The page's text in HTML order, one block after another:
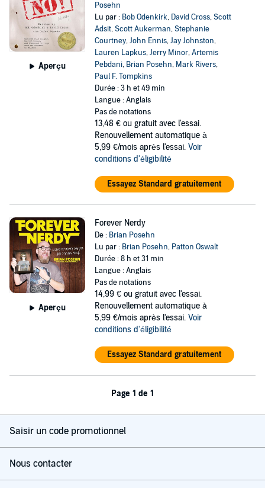
Aperçu
Posehn
Lu par : Bob Odenkirk, David Cross,Scott
Adsit,Scott Aukerman,Stephanie
Courtney,John Ennis,Jay Johnston,
Lauren Lapkus,Jerry Minor,Artemis
Pebdani, Brian Posehn, Mark Rivers,
Paul F. Tompkins
Durée : 3 h et 49 min
Langue : Anglais
Pas de notations
13,48 € ou gratuit avec l'essai.
Renouvellement automatique à
5,99 €/mois après l'essai. Voir
conditions d'éligibilité
Essayez Standard gratuitement
Aperçu
Forever Nerdy
De : Brian Posehn
Lu par : Brian Posehn, Patton Oswalt
Durée : 8 h et 31 min
Langue : Anglais
Pas de notations
14,99 € ou gratuit avec l'essai.
Renouvellement automatique à
5,99 €/mois après l'essai. Voir
conditions d'éligibilité
Essayez Standard gratuitement
Page 1 de 1
Saisir un code promotionnel
Nous contacter